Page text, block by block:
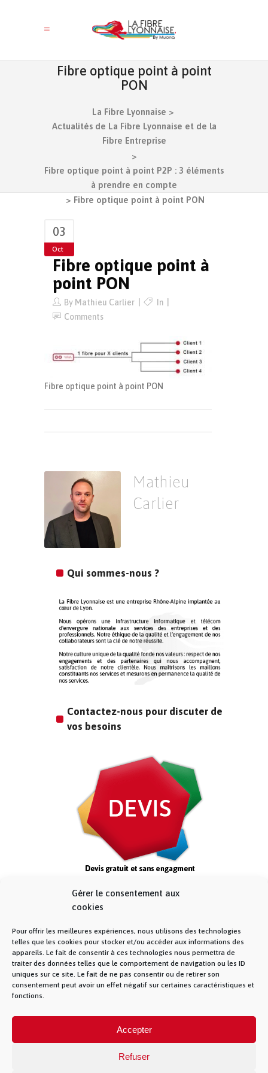
Gérer le consentement aux
cookies
Pour offrir les meilleures expériences, nous utilisons des technologies
telles que les cookies pour stocker et/ou accéder aux informations des
appareils. Le fait de consentir à ces technologies nous permettra de
traiter des données telles que le comportement de navigation ou les ID
uniques sur ce site. Le fait de ne pas consentir ou de retirer son
consentement peut avoir un effet négatif sur certaines caractéristiques et
fonctions.
Accepter
Refuser
Fibre optique point à point
PON
La Fibre Lyonnaise >
Actualités de La Fibre Lyonnaise et de la
Fibre Entreprise
>
Fibre optique point à point P2P : 3 éléments
à prendre en compte
> Fibre optique point à point PON
03
Oct
Fibre optique point à
point PON
By Mathieu Carlier
In
Comments
Fibre optique point à point PON
Mathieu
Carlier
Qui sommes-nous ?
Contactez-nous pour discuter de
vos besoins
allée des chevreuils – 69380 Lissieu – 04 28 28 28
28 –Contact– La Fibre Lyonnaise est une
marque de la société Muona SAS